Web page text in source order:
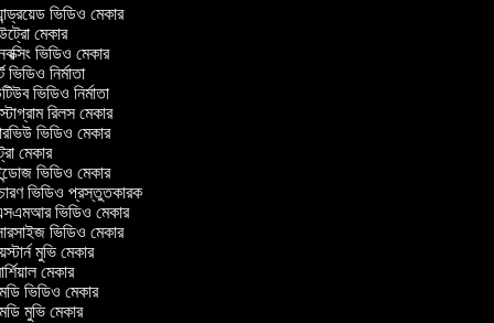
ভিডিও মেকার
মেকার
ভিডিও মেকার
নির্মাতা
ভিডিও নির্মাতা
রিলস মেকার
ভিডিও মেকার
মেকার
ভিডিও মেকার
ভিডিও প্রস্তুতকারক
ভিডিও মেকার
ভিডিও মেকার
মুভি মেকার
মেকার
ভিডিও মেকার
মুভি মেকার